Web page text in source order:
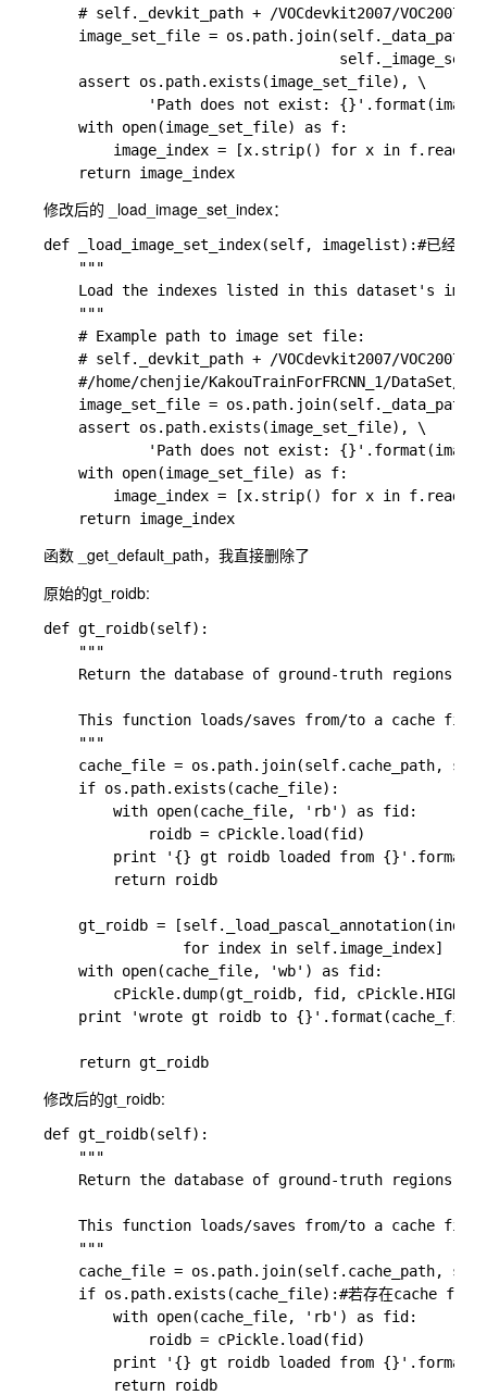
# self._devkit_path + /VOCdevkit2007/VOC2007/
image_set_file = os.path.join(self._data_path,
self._image_set
    assert os.path.exists(image_set_file), \
'Path does not exist:
    with open(image_set_file) as f:
image_index = [x.strip() for x in
修改后的 _load_image_set_index：
def _load_image_set_index(self, imagelist):#已经修改
    """
Load the indexes listed in this dataset's
    """
    # Example path to image set file:
# self._devkit_path + /VOCdevkit2007/VOC2007/
#/home/chenjie/KakouTrainForFRCNN_1/DataSet/
image_set_file =
    assert os.path.exists(image_set_file), \
'Path does not exist:
    with open(image_set_file) as f:
image_index = [x.strip() for x in
函数 _get_default_path，我直接删除了
原始的gt_roidb:
def gt_roidb(self):
    """
Return the database of ground-truth regions of
This function loads/saves from/to a cache file
    """
cache_file = os.path.join(self.cache_path,
    if os.path.exists(cache_file):
        with open(cache_file, 'rb') as fid:
            roidb = cPickle.load(fid)
print '{} gt roidb loaded from
        return roidb
    gt_roidb = [self._load_pascal_annotation(index)
                for index in self.image_index]
    with open(cache_file, 'wb') as fid:
cPickle.dump(gt_roidb, fid,
    print 'wrote gt roidb to {}'.format(cache_file)
修改后的gt_roidb:
def gt_roidb(self):
    """
Return the database of ground-truth regions of
This function loads/saves from/to a cache file
    """
cache_file = os.path.join(self.cache_path,
if os.path.exists(cache_file):#若存在cache file
        with open(cache_file, 'rb') as fid:
            roidb = cPickle.load(fid)
print '{} gt roidb loaded from
        return roidb